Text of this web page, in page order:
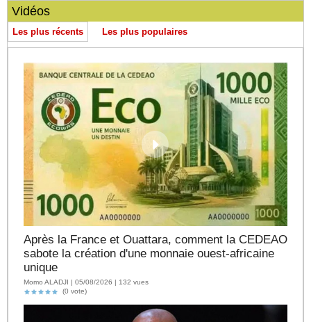
Vidéos
Les plus récents Les plus populaires
Après la France et Ouattara, comment la CEDEAO
sabote la création d'une monnaie ouest-africaine
unique
Momo ALADJI | 05/08/2026 | 132 vues
(0 vote)